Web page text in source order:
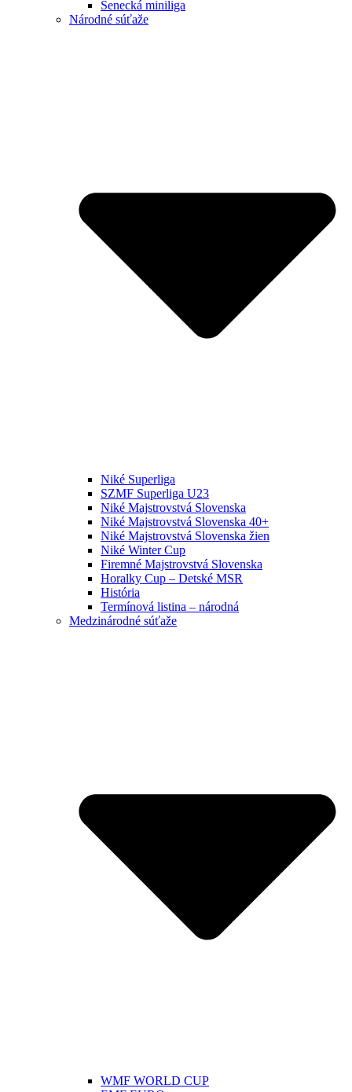
Senecká miniliga
Národné súťaže
Niké Superliga
SZMF Superliga U23
Niké Majstrovstvá Slovenska
Niké Majstrovstvá Slovenska 40+
Niké Majstrovstvá Slovenska žien
Niké Winter Cup
Firemné Majstrovstvá Slovenska
Horalky Cup – Detské MSR
História
Termínová listina – národná
Medzinárodné súťaže
WMF WORLD CUP